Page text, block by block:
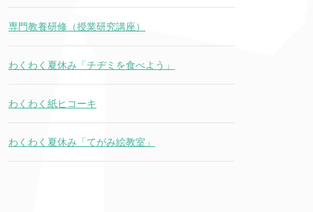
専門教養研修（授業研究講座）
わくわく夏休み「チヂミを食べよう」
わくわく紙ヒコーキ
わくわく夏休み「てがみ絵教室」